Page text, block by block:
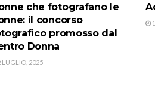
che fotografano le
il concorso
promosso dal
Donna
LUGLIO, 2025